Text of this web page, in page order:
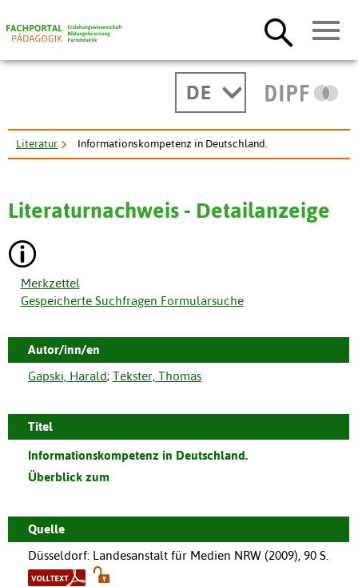
DE
Literatur Informationskompetenz in Deutschland.
Literaturnachweis - Detailanzeige
Merkzettel
Gespeicherte Suchfragen Formularsuche
Autor/inn/en
Gapski, Harald; Tekster, Thomas
Titel
Informationskompetenz in Deutschland.
Überblick zum
Quelle
Düsseldorf: Landesanstalt für Medien NRW (2009), 90 S.